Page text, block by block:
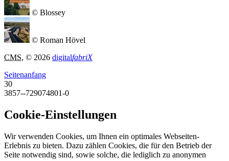
© Blossey
© Roman Hövel
CMS, © 2026 digitalfabriX
Seitenanfang
30
3857--729074801-0
Cookie-Einstellungen
Wir verwenden Cookies, um Ihnen ein optimales Webseiten-
Erlebnis zu bieten. Dazu zählen Cookies, die für den Betrieb der
Seite notwendig sind, sowie solche, die lediglich zu anonymen